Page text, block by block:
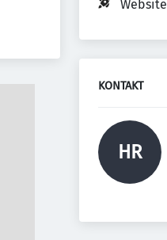
Website
KONTAKT
HR